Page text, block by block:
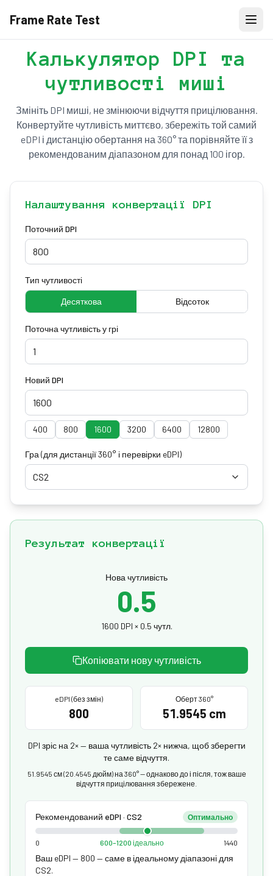
Frame Rate Test
Калькулятор DPI та
чутливості миші
Змініть DPI миші, не змінюючи відчуття прицілювання.
Конвертуйте чутливість миттєво, збережіть той самий
eDPI і дистанцію обертання на 360° та порівняйте її з
рекомендованим діапазоном для понад 100 ігор.
Налаштування конвертації DPI
Поточний DPI
Тип чутливості
Десяткова Відсоток
Поточна чутливість у грі
Новий DPI
400 800 1600 3200 6400 12800
Гра (для дистанції 360° і перевірки eDPI)
CS2
Результат конвертації
Нова чутливість
0.5
1600 DPI × 0.5 чутл.
Копіювати нову чутливість
eDPI (без змін)
800
Оберт 360°
51.9545 cm
DPI зріс на 2× — ваша чутливість 2× нижча, щоб зберегти
те саме відчуття.
51.9545 см (20.4545 дюйм) на 360° — однаково до і після, тож ваше
відчуття прицілювання збережене.
Рекомендований eDPI · CS2 Оптимально
0 600–1200 ідеально 1440
Ваш eDPI — 800 — саме в ідеальному діапазоні для
CS2.